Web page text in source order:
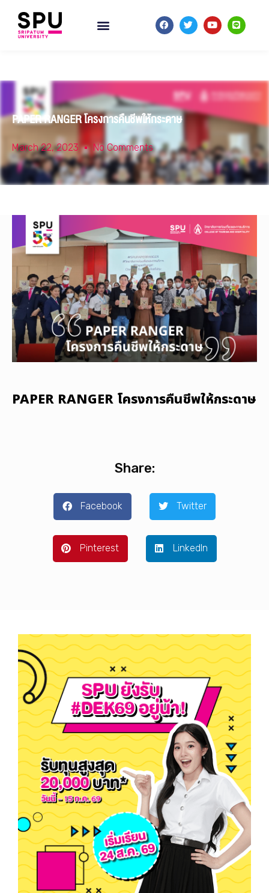
PAPER RANGER โครงการคืนชีพให้กระดาษ
March 22, 2023 No Comments
PAPER RANGER โครงการคืนชีพให้กระดาษ
Share:
Facebook Twitter
Pinterest LinkedIn